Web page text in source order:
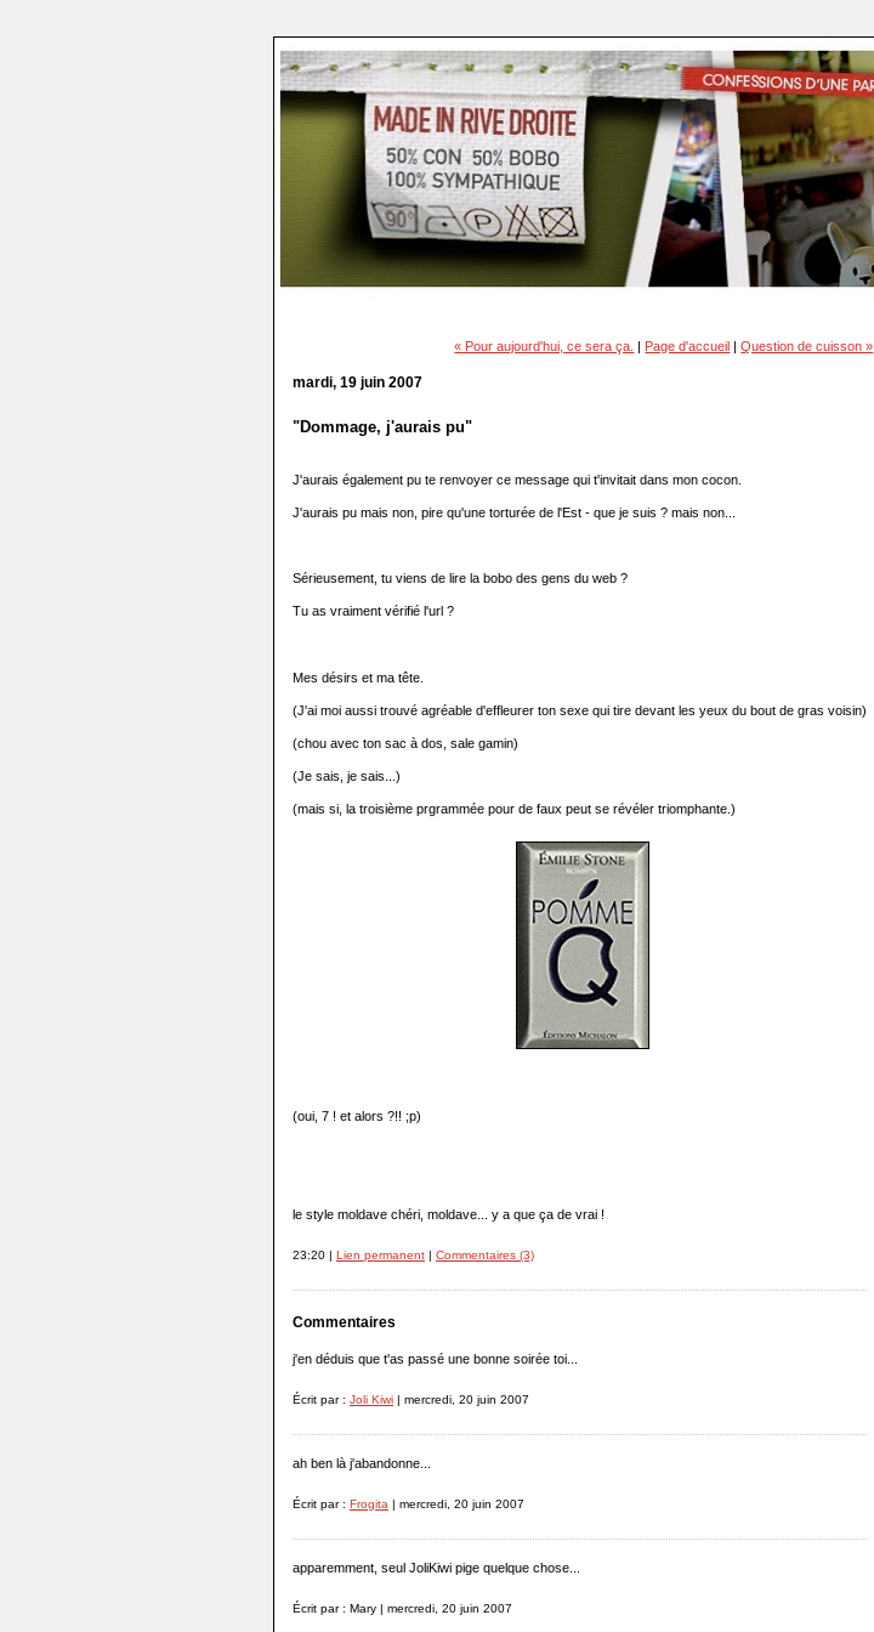
« Pour aujourd'hui, ce sera ça. | Page d'accueil |Question de cuisson »
mardi, 19 juin 2007
"Dommage, j'aurais pu"
J'aurais également pu te renvoyer ce message qui t'invitait dans mon cocon.
J'aurais pu mais non, pire qu'une torturée de l'Est - que je suis ? mais non...
Sérieusement, tu viens de lire la bobo des gens du web ?
Tu as vraiment vérifié l'url ?
Mes désirs et ma tête.
(J'ai moi aussi trouvé agréable d'effleurer ton sexe qui tire devant les yeux du bout de gras voisin)
(chou avec ton sac à dos, sale gamin)
(Je sais, je sais...)
(mais si, la troisième prgrammée pour de faux peut se révéler triomphante.)
(oui, 7 ! et alors ?!! ;p)
le style moldave chéri, moldave... y a que ça de vrai !
23:20 | Lien permanent | Commentaires (3)
Commentaires
j'en déduis que t'as passé une bonne soirée toi...
Écrit par : Joli Kiwi | mercredi, 20 juin 2007
ah ben là j'abandonne...
Écrit par : Frogita | mercredi, 20 juin 2007
apparemment, seul JoliKiwi pige quelque chose...
Écrit par : Mary | mercredi, 20 juin 2007